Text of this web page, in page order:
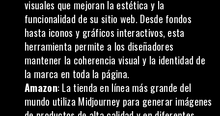
visuales que mejoran la estética y la
funcionalidad de susitio web. Desde fondos
hasta iconos y gráficos interactivos, esta
herramienta permite a los diseñadores
mantener la coherencia visual y la identidad de
la marca en toda la página.
Amazon: La tienda en línea más grande del
mundo utiliza Midjourney para generar imágenes